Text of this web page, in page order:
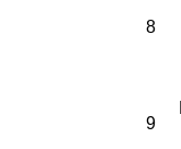
8
9